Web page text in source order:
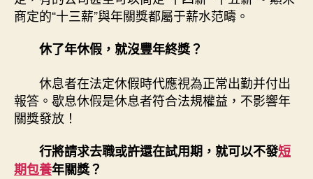
商定的“十三薪”與年關獎都屬于薪水范疇。
休了年休假，就沒豐年終獎？
休息者在法定休假時代應視為正常出勤并付出
報答。歇息休假是休息者符合法規權益，不影響年
關獎發放！
行將請求去職或許還在試用期， 就可以不發短
期包養年關獎？